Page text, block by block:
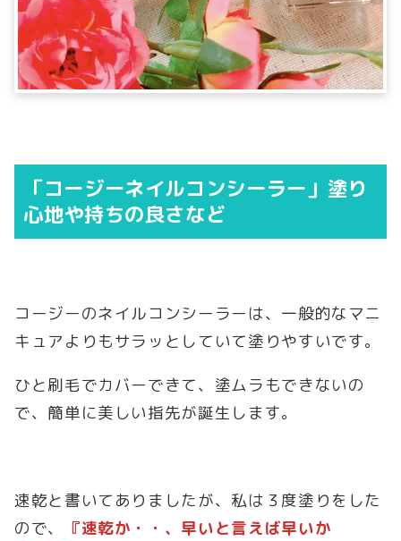
「コージーネイルコンシーラー」塗り
心地や持ちの良さなど
コージーのネイルコンシーラーは、一般的なマニ
キュアよりもサラッとしていて塗りやすいです。
ひと刷毛でカバーできて、塗ムラもできないの
で、簡単に美しい指先が誕生します。
速乾と書いてありましたが、私は３度塗りをした
ので、
『速乾か・・、早いと言えば早いか